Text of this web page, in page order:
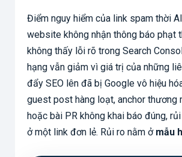
Điểm nguy hiểm của link spam thời
website không nhận thông báo phạt
không thấy lỗi rõ trong Search
hạng vẫn giảm vì giá trị của những
đẩy SEO lên đã bị Google vô hiệu
guest post hàng loạt, anchor thương
hoặc bài PR không khai báo đúng,
ở một link đơn lẻ. Rủi ro nằm ở mẫu